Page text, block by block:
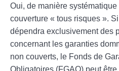
Oui, de manière
couverture « tous risques ».
dépendra exclusivement des
concernant les garanties
non couverts, le Fonds de
Obligatoires (FGAO) peut être